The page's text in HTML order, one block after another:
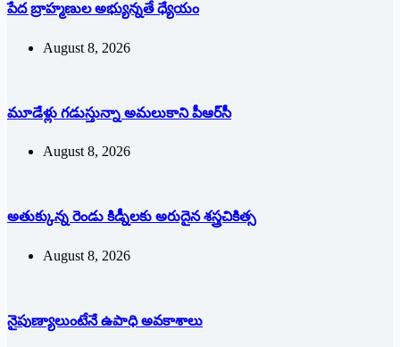
పేద బ్రాహ్మణుల అభ్యున్నతే ధ్యేయం
August 8, 2026
మూడేళ్లు గ‌డుస్తున్నా అమ‌లుకాని పీఆర్‌సీ
August 8, 2026
అతుక్కున్న రెండు కిడ్నీలకు అరుదైన శస్త్రచికిత్స
August 8, 2026
నైపుణ్యాలుంటేనే ఉపాధి అవకాశాలు